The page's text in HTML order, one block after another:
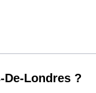
De-Londres ?